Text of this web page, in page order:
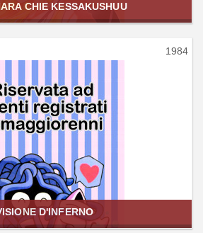
CHIE KESSAKUSHUU
1984
D'INFERNO